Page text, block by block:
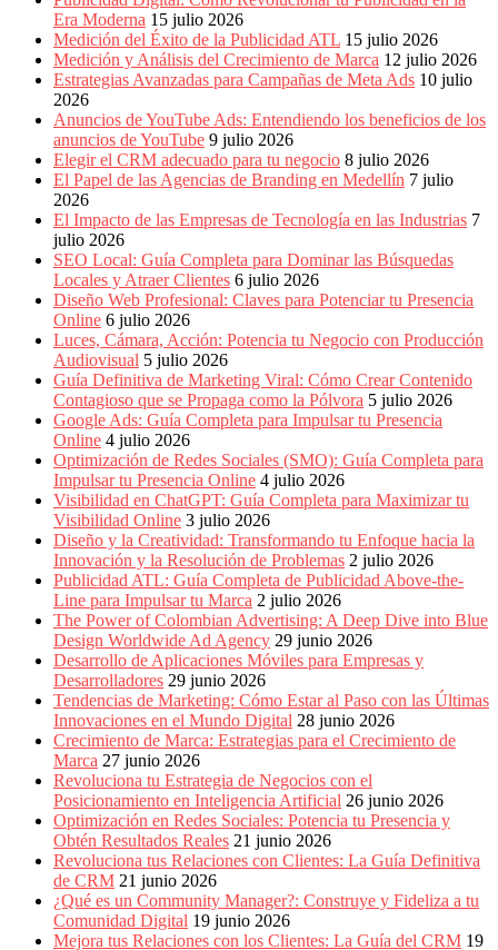
Era Moderna 15 julio 2026
Medición del Éxito de la Publicidad ATL 15 julio 2026
Medición y Análisis del Crecimiento de Marca 12 julio 2026
Estrategias Avanzadas para Campañas de Meta Ads 10 julio
2026
Anuncios de YouTube Ads: Entendiendo los beneficios de los
anuncios de YouTube 9 julio 2026
Elegir el CRM adecuado para tu negocio 8 julio 2026
El Papel de las Agencias de Branding en Medellín 7 julio
2026
El Impacto de las Empresas de Tecnología en las Industrias 7
julio 2026
SEO Local: Guía Completa para Dominar las Búsquedas
Locales y Atraer Clientes 6 julio 2026
Diseño Web Profesional: Claves para Potenciar tu Presencia
Online 6 julio 2026
Luces, Cámara, Acción: Potencia tu Negocio con Producción
Audiovisual 5 julio 2026
Guía Definitiva de Marketing Viral: Cómo Crear Contenido
Contagioso que se Propaga como la Pólvora 5 julio 2026
Google Ads: Guía Completa para Impulsar tu Presencia
Online 4 julio 2026
Optimización de Redes Sociales (SMO): Guía Completa para
Impulsar tu Presencia Online 4 julio 2026
Visibilidad en ChatGPT: Guía Completa para Maximizar tu
Visibilidad Online 3 julio 2026
Diseño y la Creatividad: Transformando tu Enfoque hacia la
Innovación y la Resolución de Problemas 2 julio 2026
Publicidad ATL: Guía Completa de Publicidad Above-the-
Line para Impulsar tu Marca 2 julio 2026
The Power of Colombian Advertising: A Deep Dive into Blue
Design Worldwide Ad Agency 29 junio 2026
Desarrollo de Aplicaciones Móviles para Empresas y
Desarrolladores 29 junio 2026
Tendencias de Marketing: Cómo Estar al Paso con las Últimas
Innovaciones en el Mundo Digital 28 junio 2026
Crecimiento de Marca: Estrategias para el Crecimiento de
Marca 27 junio 2026
Revoluciona tu Estrategia de Negocios con el
Posicionamiento en Inteligencia Artificial 26 junio 2026
Optimización en Redes Sociales: Potencia tu Presencia y
Obtén Resultados Reales 21 junio 2026
Revoluciona tus Relaciones con Clientes: La Guía Definitiva
de CRM 21 junio 2026
¿Qué es un Community Manager?: Construye y Fideliza a tu
Comunidad Digital 19 junio 2026
Mejora tus Relaciones con los Clientes: La Guía del CRM 19